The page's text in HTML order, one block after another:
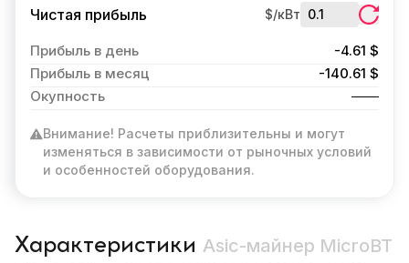
Чистая прибыль $/кВт
Прибыль в день
-4.61 $
Прибыль в месяц
-140.61 $
Окупность
Внимание! Расчеты приблизительны и могут
изменяться в зависимости от рыночных условий
и особенностей оборудования.
Характеристики Asic-майнер MicroBT